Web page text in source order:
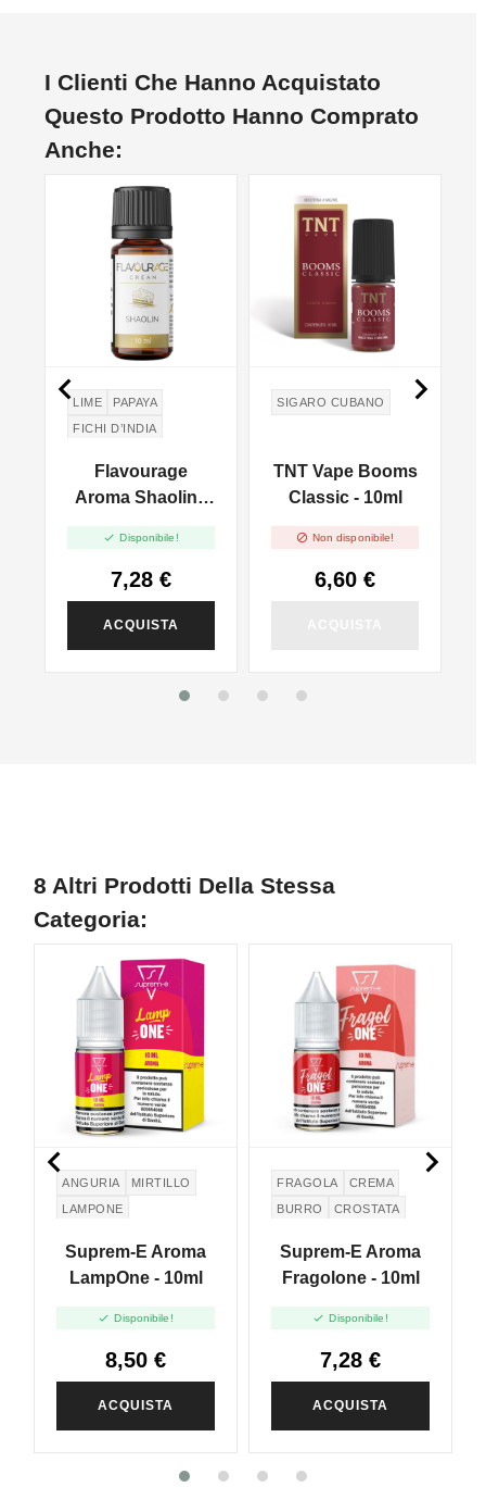
I Clienti Che Hanno Acquistato
Questo Prodotto Hanno Comprato
Anche:
LIME
PAPAYA
FICHI D’INDIA
CANNAFlavourage
Aroma Shaolin -
 Disponibile!
7,28 €
ACQUISTA
SIGARO CUBANO
TNT Vape Booms
Classic - 10ml
 Non disponibile!
6,60 €
 
8 Altri Prodotti Della Stessa
Categoria:
ANGURIA
MIRTILLO
LAMPONE
Suprem-E Aroma
LampOne - 10ml
 Disponibile!
8,50 €
ACQUISTA
NUOVO
FRAGOLA
CREMA
BURRO
CROSTATA
Suprem-E Aroma
Fragolone - 10ml
 Disponibile!
7,28 €
ACQUISTA
 